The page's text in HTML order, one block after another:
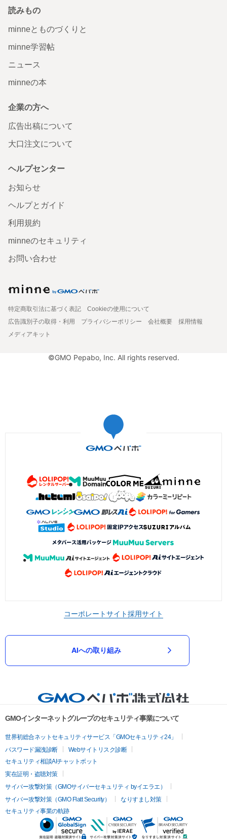
読みもの
minneとものづくりと
minne学習帖
ニュース
minneの本
企業の方へ
広告出稿について
大口注文について
ヘルプセンター
お知らせ
ヘルプとガイド
利用規約
minneのセキュリティ
お問い合わせ
特定商取引法に基づく表記
Cookieの使用について
広告識別子の取得・利用
プライバシーポリシー 会社概要
採用情報
メディアキット
©GMO Pepabo, Inc. All rights reserved.
コーポレートサイト採用サイト
AIへの取り組み
GMOインターネットグループのセキュリティ事業について
世界初総合ネットセキュリティサービス「GMOセキュリティ24」
パスワード漏洩診断
Webサイトリスク診断
セキュリティ相談AIチャットボット
実在証明・盗聴対策
サイバー攻撃対策（GMOサイバーセキュリティ byイエラエ）
サイバー攻撃対策（GMO Flatt Security）
なりすまし対策
セキュリティ事業の軌跡